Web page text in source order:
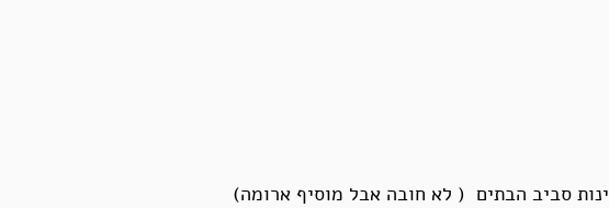
סביב הבתים ( לא חובה אבל מוסיף ארומה)